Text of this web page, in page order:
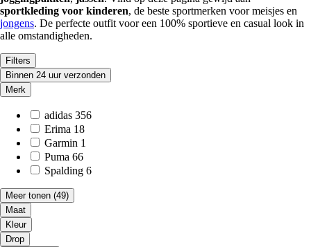
sportkleding voor kinderen, de beste sportmerken voor meisjes en
jongens. De perfecte outfit voor een 100% sportieve en casual look in
alle omstandigheden.
Filters
Binnen 24 uur verzonden
Merk
adidas 356
Erima 18
Garmin 1
Puma 66
Spalding 6
Meer tonen (49)
Maat
Kleur
Drop